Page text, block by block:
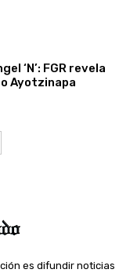
‘N’: FGR revela
Ayotzinapa
es difundir noticias